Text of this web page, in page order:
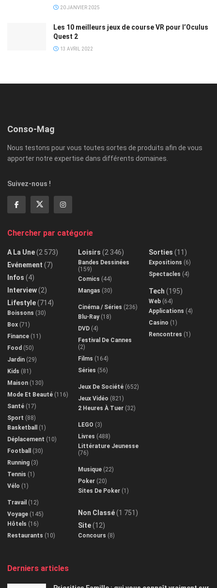
20 JANVIER 2025
Les 10 meilleurs jeux de course VR pour l’Oculus
Quest 2
13 AVRIL 2022
Conso-Mag
Nous testons pour vous toutes sortes de produits afin de vous
apporter notre expertise dans différents domaines.
Suivez-nous !
Chercher par catégorie
A La Une(2 573)
Evénement (7)
Infos (4)
Interview(2)
Lifestyle(714)
Boissons (30)
Box (71)
Finance (11)
Food (50)
Jardin (29)
Kids (81)
Maison (130)
Mode Et Beauté (116)
Santé (17)
Sport (88)
Basketball
(1)
Déplacement (10)
Football
(30)
Running (3)
Tennis (1)
Vélo (1)
Travail (12)
Voyage (145)
Hôtels (16)
Restaurants (10)
Loisirs (2 346)
Bandes Dessinées
(159)
Comics (44)
Mangas (30)
Cinéma / Séries (236)
Blu-Ray(18)
DVD (4)
Festival De Cannes
(2)
Films (164)
Séries (56)
Jeux De Société (652)
Jeux Vidéo (821)
2 Heures À Tuer (32)
LEGO (3)
Livres (488)
Littérature Jeunesse
(76)
Musique (22)
Poker (20)
Sites De Poker (1)
Non Classé(1 751)
Site(12)
Concours (8)
Sorties (11)
Expositions (6)
Spectacles (4)
Tech (195)
Web (64)
Applications (4)
Casino (1)
Rencontres (1)
Derniers articles